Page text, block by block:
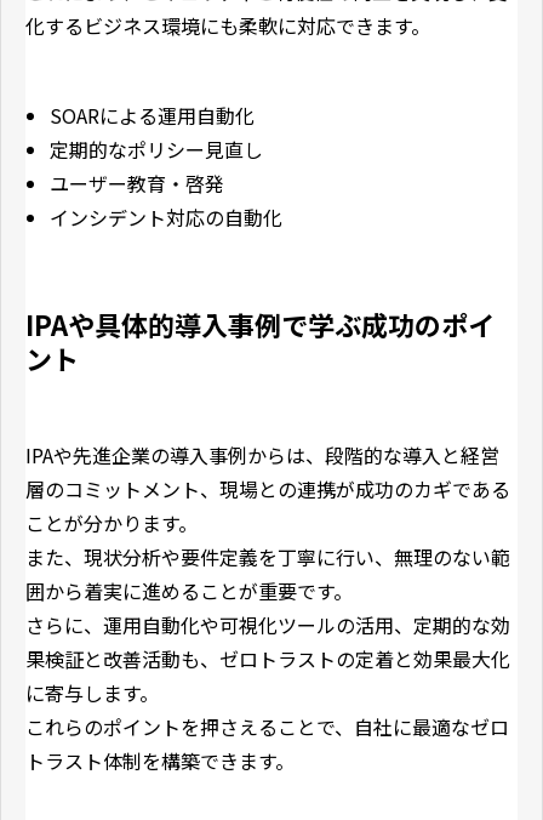
化するビジネス環境にも柔軟に対応できます。
SOARによる運用自動化
定期的なポリシー見直し
ユーザー教育・啓発
インシデント対応の自動化
IPAや具体的導入事例で学ぶ成功のポイ
ント
IPAや先進企業の導入事例からは、段階的な導入と経営
層のコミットメント、現場との連携が成功のカギである
ことが分かります。
また、現状分析や要件定義を丁寧に行い、無理のない範
囲から着実に進めることが重要です。
さらに、運用自動化や可視化ツールの活用、定期的な効
果検証と改善活動も、ゼロトラストの定着と効果最大化
に寄与します。
これらのポイントを押さえることで、自社に最適なゼロ
トラスト体制を構築できます。